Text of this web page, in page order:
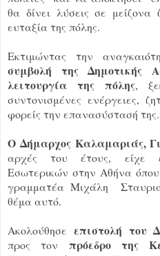
θα δίνει λύσεις σε
ευταξία της πόλης.
Εκτιμώντας την
συμβολή της Δημοτικής
λειτουργία της πόλης,
συντονισμένες ενέργειες,
φορείς την επανασύστασή της.
Ο Δήμαρχος Καλαμαριάς,
αρχές του έτους, είχε
Εσωτερικών στην Αθήνα
γραμματέα Μιχάλη
θέμα αυτό.
Ακολούθησε επιστολή του
προς τον
πρόεδρο της